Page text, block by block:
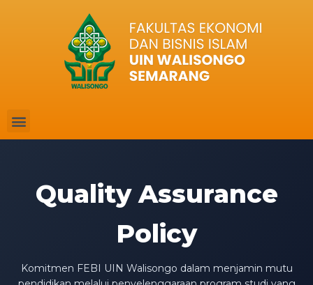
Quality Assurance
Policy
Komitmen FEBI UIN Walisongo dalam menjamin mutu